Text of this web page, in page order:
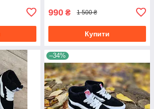
990 ₴ 1 500 ₴
Купити
–34%